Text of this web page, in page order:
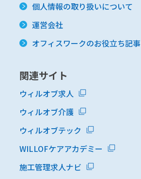
個人情報の取り扱いについて
運営会社
オフィスワークのお役立ち記事
関連サイト
ウィルオブ求人
ウィルオブ介護
ウィルオブテック
WILLOFケアアカデミー
施工管理求人ナビ